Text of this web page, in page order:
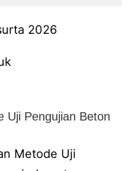
Uji Pengujian Beton